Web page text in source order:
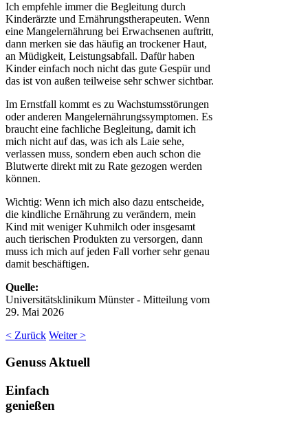
Ich empfehle immer die Begleitung durch
Kinderärzte und Ernährungstherapeuten. Wenn
eine Mangelernährung bei Erwachsenen auftritt,
dann merken sie das häufig an trockener Haut,
an Müdigkeit, Leistungsabfall. Dafür haben
Kinder einfach noch nicht das gute Gespür und
das ist von außen teilweise sehr schwer sichtbar.
Im Ernstfall kommt es zu Wachstumsstörungen
oder anderen Mangelernährungssymptomen. Es
braucht eine fachliche Begleitung, damit ich
mich nicht auf das, was ich als Laie sehe,
verlassen muss, sondern eben auch schon die
Blutwerte direkt mit zu Rate gezogen werden
können.
Wichtig: Wenn ich mich also dazu entscheide,
die kindliche Ernährung zu verändern, mein
Kind mit weniger Kuhmilch oder insgesamt
auch tierischen Produkten zu versorgen, dann
muss ich mich auf jeden Fall vorher sehr genau
damit beschäftigen.
Quelle:
Universitätsklinikum Münster - Mitteilung vom
29. Mai 2026
< Zurück Weiter >
Genuss Aktuell
Einfach
genießen